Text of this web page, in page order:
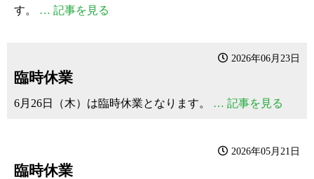
す。
… 記事を見る
2026年06月23日
臨時休業
6月26日（木）は臨時休業となります。 … 記事を見る
2026年05月21日
臨時休業